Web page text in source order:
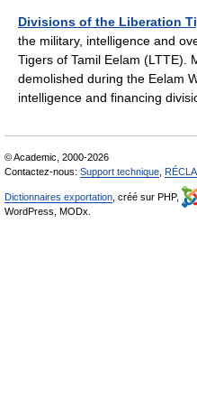
Divisions of the Liberation
the military, intelligence and
Tigers of Tamil Eelam (LTTE).
demolished during the Eelam
intelligence and financing
© Academic, 2000-2026
Contactez-nous: Support technique
Dictionnaires exportation , créé sur PHP,
WordPress, MODx.